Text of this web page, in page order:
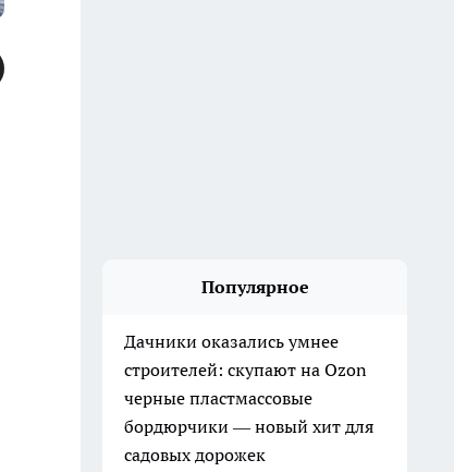
Популярное
Дачники оказались умнее
строителей: скупают на Ozon
черные пластмассовые
бордюрчики — новый хит для
садовых дорожек